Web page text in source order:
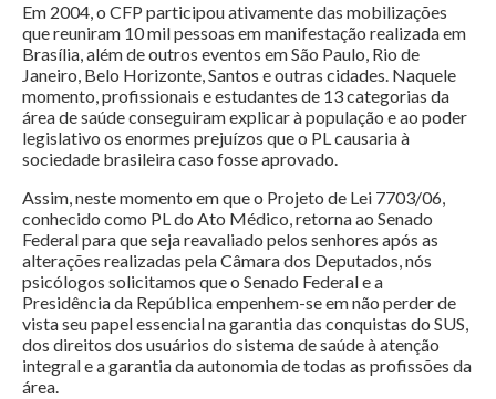
Em 2004, o CFP participou ativamente das mobilizações
que reuniram 10 mil pessoas em manifestação realizada em
Brasília, além de outros eventos em São Paulo, Rio de
Janeiro, Belo Horizonte, Santos e outras cidades. Naquele
momento, profissionais e estudantes de 13 categorias da
área de saúde conseguiram explicar à população e ao poder
legislativo os enormes prejuízos que o PL causaria à
sociedade brasileira caso fosse aprovado.
Assim, neste momento em que o Projeto de Lei 7703/06,
conhecido como PL do Ato Médico, retorna ao Senado
Federal para que seja reavaliado pelos senhores após as
alterações realizadas pela Câmara dos Deputados, nós
psicólogos solicitamos que o Senado Federal e a
Presidência da República empenhem-se em não perder de
vista seu papel essencial na garantia das conquistas do SUS,
dos direitos dos usuários do sistema de saúde à atenção
integral e a garantia da autonomia de todas as profissões da
área.